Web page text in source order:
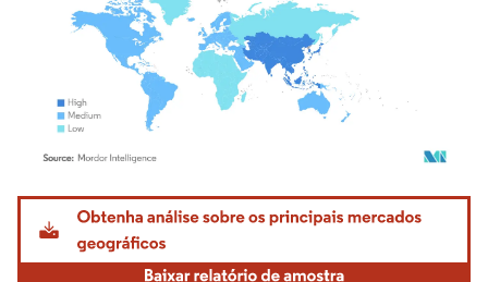
Imagem © Mordor Intelligence. O reuso requer atribuição conforme CC BY 4.0.